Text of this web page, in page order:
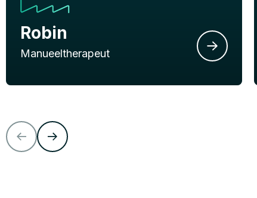
Robin
Manueeltherapeut